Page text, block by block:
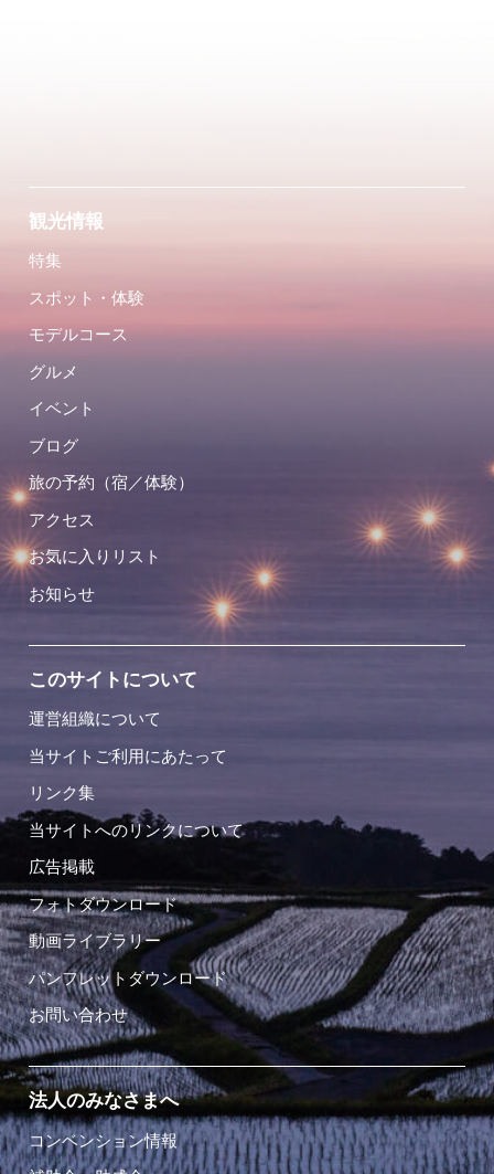
観光情報
特集
スポット・体験
モデルコース
グルメ
イベント
ブログ
旅の予約（宿／体験）
アクセス
お気に入りリスト
お知らせ
このサイトについて
運営組織について
当サイトご利用にあたって
リンク集
当サイトへのリンクについて
広告掲載
フォトダウンロード
動画ライブラリー
パンフレットダウンロード
お問い合わせ
法人のみなさまへ
コンベンション情報